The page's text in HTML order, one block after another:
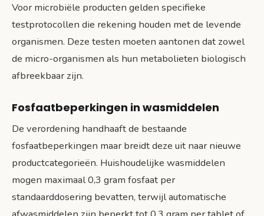
Voor microbiële producten gelden specifieke
testprotocollen die rekening houden met de levende
organismen. Deze testen moeten aantonen dat zowel
de micro-organismen als hun metabolieten biologisch
afbreekbaar zijn.
Fosfaatbeperkingen in wasmiddelen
De verordening handhaaft de bestaande
fosfaatbeperkingen maar breidt deze uit naar nieuwe
productcategorieën. Huishoudelijke wasmiddelen
mogen maximaal 0,3 gram fosfaat per
standaarddosering bevatten, terwijl automatische